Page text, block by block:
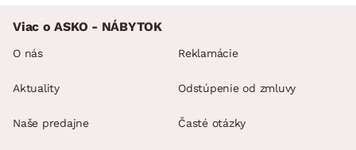
Viac o ASKO - NÁBYTOK
O nás
Aktuality
Naše predajne
Reklamácie
Odstúpenie od zmluvy
Časté otázky